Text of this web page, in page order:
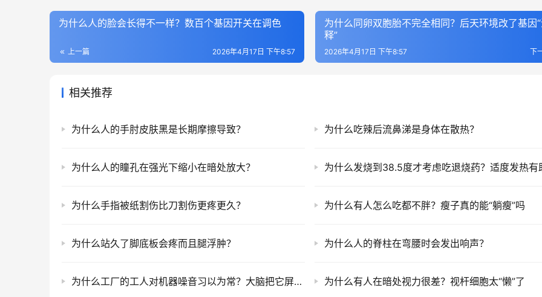
为什么人的脸会长得不一样？数百个基因开关在调色
上一篇 2026年4月17日 下午8:57
为什么同卵双胞胎不完全相同？后天环境改了基因
释”
下
2026年4月17日 下午8:57
相关推荐
为什么人的手肘皮肤黑是长期摩擦导致？ 为什么吃辣后流鼻涕是身体在散热？
为什么人的瞳孔在强光下缩小在暗处放大？
为什么手指被纸割伤比刀割伤更疼更久？ 为什么有人怎么吃都不胖？瘦子真的能“躺瘦”吗
为什么站久了脚底板会疼而且腿浮肿？ 为什么人的脊柱在弯腰时会发出响声？
为什么工厂的工人对机器噪音习以为常？大脑把它屏蔽了 为什么有人在暗处视力很差？视杆细胞太“懒”了